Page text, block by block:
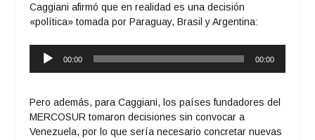
Caggiani afirmó que en realidad es una decisión
«política» tomada por Paraguay, Brasil y Argentina:
Reproductor
00:00 00:00
Pero además, para Caggiani, los países fundadores del
MERCOSUR tomaron decisiones sin convocar a
Venezuela, por lo que sería necesario concretar nuevas